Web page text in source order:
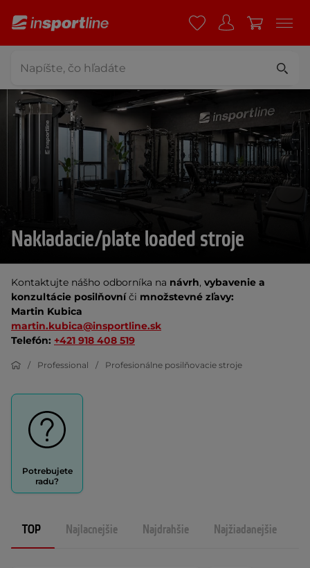
Nakladacie/plate loaded stroje
Kontaktujte nášho odborníka na návrh, vybavenie a
konzultácie posilňovníči množstevné zľavy:
Martin Kubica
martin.kubica@insportline.sk
Telefón: +421 918 408 519
Professional Profesionálne posilňovacie stroje
Potrebujete
radu?
TOP Najlacnejšie Najdrahšie Najžiadanejšie